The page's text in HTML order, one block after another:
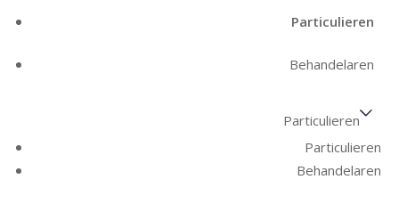
Particulieren
Behandelaren
Particulieren
Particulieren
Behandelaren